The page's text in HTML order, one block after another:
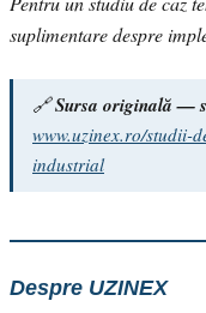
suplimentare despre
🔗Sursa originală —
www.uzinex.ro/studii-
industrial
Despre UZINEX